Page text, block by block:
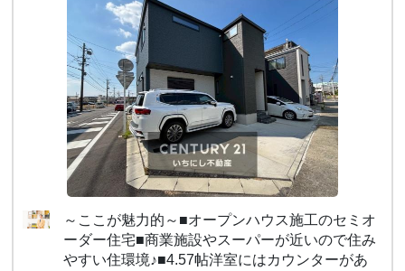
～ここが魅力的～■オープンハウス施工のセミオ
ーダー住宅■商業施設やスーパーが近いので住み
やすい住環境♪■4.57帖洋室にはカウンターがあ